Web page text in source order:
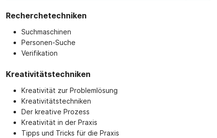
Recherchetechniken
Suchmaschinen
Personen-Suche
Verifikation
Kreativitätstechniken
Kreativität zur Problemlösung
Kreativitätstechniken
Der kreative Prozess
Kreativität in der Praxis
Tipps und Tricks für die Praxis